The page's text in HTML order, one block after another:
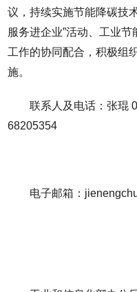
议，持续实施节能降碳技
服务进企业”活动、工业
工作的协同配合，积极组
施。
联系人及电话：张琨
68205354
电子邮箱：